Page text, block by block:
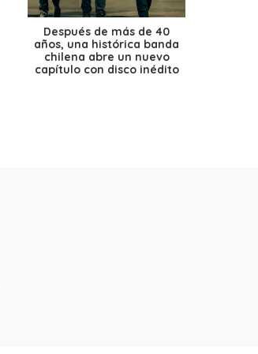
Después de más de 40
años, una histórica banda
chilena abre un nuevo
capítulo con disco inédito